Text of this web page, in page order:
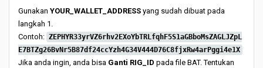
Gunakan YOUR_WALLET_ADDRESS yang sudah dibuat pada
langkah 1.
Contoh: ZEPHYR33yrVZ6rhv2EXoYbTRLfqhF5S1aGBboMsZAGLJZpL
E7BTZg26BvNr5B87df24ccYzh4G34V444D76C8fjxRw4arPggi4e1X
Jika anda ingin, anda bisa Ganti RIG_ID pada file BAT. Tentukan